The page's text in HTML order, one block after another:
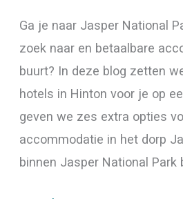
Ga je naar Jasper National
zoek naar en betaalbare
buurt? In deze blog zetten
hotels in Hinton voor je op
geven we zes extra opties
accommodatie in het dorp
binnen Jasper National Park